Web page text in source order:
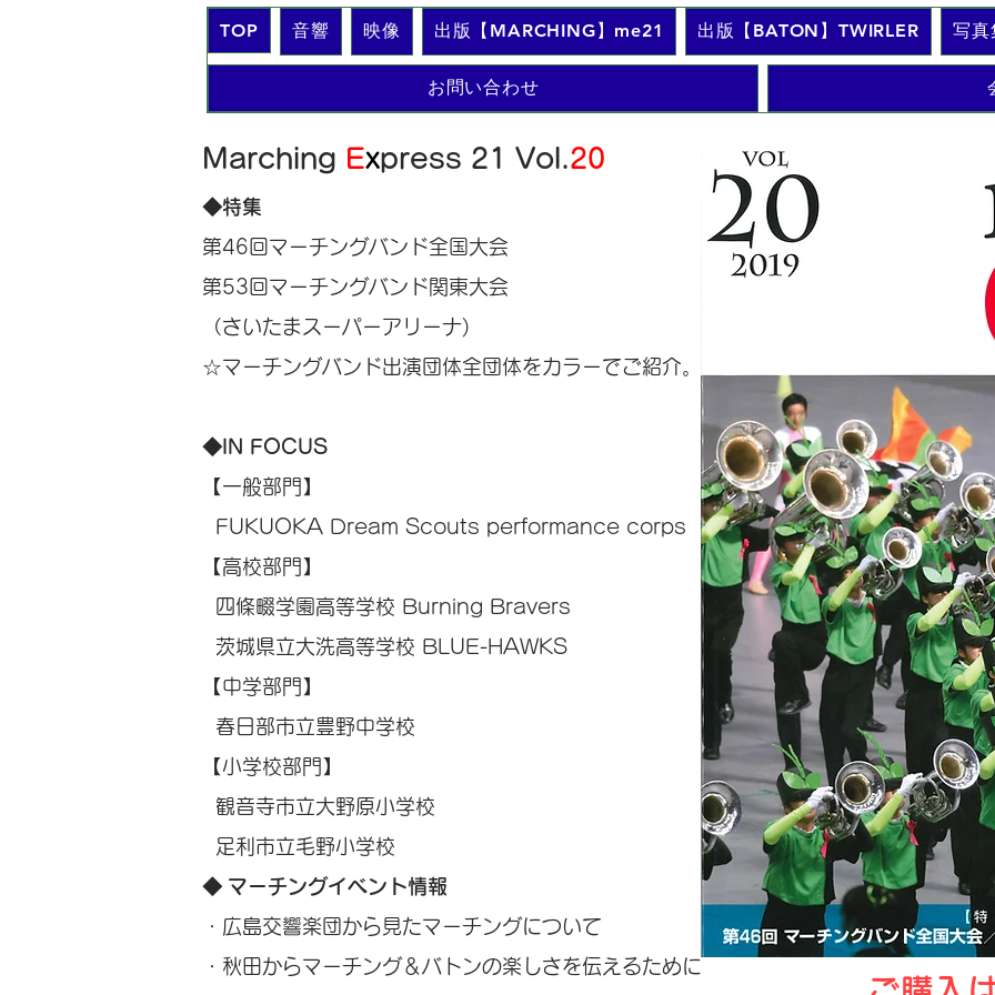
TOP 音響 映像 出版【MARCHING】me21 出版【BATON】TWIRLER 写真
お問い合わせ
Marching Express 21 Vol.20
◆特集
第46回マーチングバンド全国大会
第53回マーチングバンド関東大会
（さいたまスーパーアリーナ)
☆マーチングバンド出演団体全団体をカラーでご紹介。
◆IN FOCUS
【一般部門】
FUKUOKA Dream Scouts performance corps
【高校部門】
四條畷学園高等学校 Burning Bravers
茨城県立大洗高等学校 BLUE-HAWKS
【中学部門】
春日部市立豊野中学校
【小学校部門】
観音寺市立大野原小学校
足利市立毛野小学校
◆ マーチングイベント情報
・広島交響楽団から見たマーチングについて
・秋田からマーチング＆バトンの楽しさを伝えるために